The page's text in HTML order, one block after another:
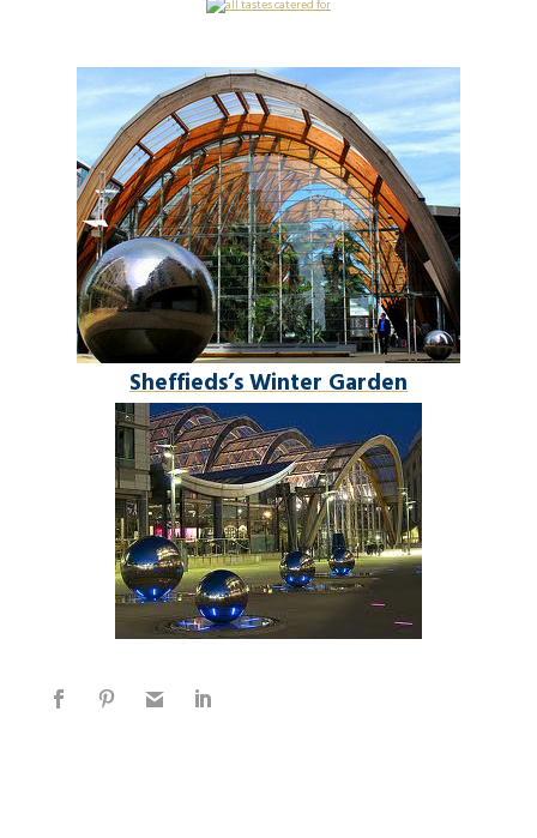
Sheffieds’s Winter Garden